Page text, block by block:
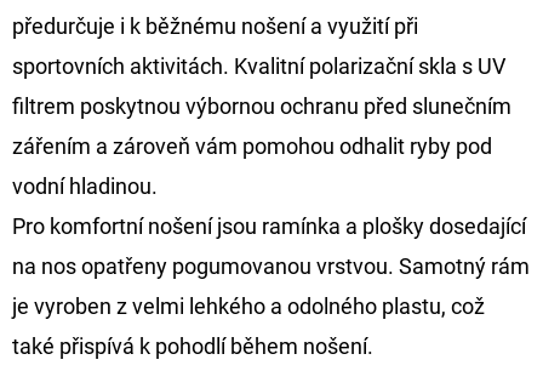
předurčuje i k běžnému nošení a využití při
sportovních aktivitách. Kvalitní polarizační skla s UV
filtrem poskytnou výbornou ochranu před slunečním
zářením a zároveň vám pomohou odhalit ryby pod
vodní hladinou.
Pro komfortní nošení jsou ramínka a plošky dosedající
na nos opatřeny pogumovanou vrstvou. Samotný rám
je vyroben z velmi lehkého a odolného plastu, což
také přispívá k pohodlí během nošení.
FOX
CARP
SUB
Kč
225